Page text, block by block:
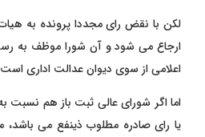
لکن با نقض رای مجددا پرونده به
ارجاع می شود و آن شورا موظف به
اعلامی از سوی دیوان عدالت اداری
اما اگر شورای عالی ثبت باز هم نسبت
یا رای صادره مطلوب ذینفع می